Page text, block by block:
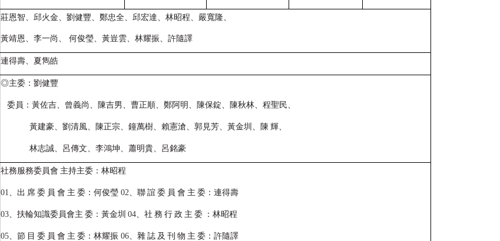
莊恩智、邱火金、劉健豐、鄭忠全、邱宏達、林昭程、嚴寬隆、
黃靖恩、李一尚、 何俊瑩、黃豈雲、林耀振、許隨譯
連得壽、夏雋皓
◎主委：劉健豐
委員：黃佐吉、曾義尚、陳吉男、曹正順、鄭阿明、陳保錠、陳秋林、程聖民、
黃建豪、劉清風、陳正宗、鐘萬樹、賴憲滄、郭見芳、黃金圳、陳 輝、
林志誠、呂傳文、李鴻坤、蕭明貴、呂銘豪
社務服務委員會 主持主委：林昭程
01、出 席 委 員 會 主 委：何俊瑩 02、聯 誼 委 員 會 主 委：連得壽
03、扶輪知識委員會主 委：黃金圳 04、社 務 行 政 主 委 ：林昭程
05、節 目 委 員 會 主 委：林耀振 06、雜 誌 及 刊 物 主 委：許隨譯